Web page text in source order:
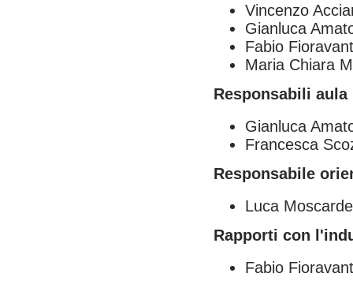
Vincenzo
Gianluca
Fabio
Maria Chiara
Responsabili
Gianluca
Francesca
Responsabile
Luca
Rapporti con
Fabio